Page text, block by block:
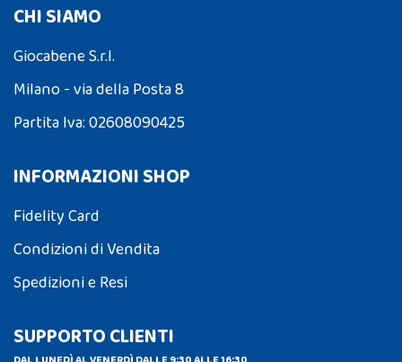
CHI SIAMO
Giocabene S.r.l.
Milano - via della Posta 8
Partita Iva: 02608090425
INFORMAZIONI SHOP
Fidelity Card
Condizioni di Vendita
Spedizioni e Resi
SUPPORTO CLIENTI